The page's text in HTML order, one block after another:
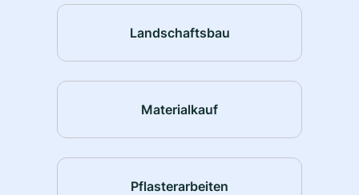
Landschaftsbau
Materialkauf
Pflasterarbeiten